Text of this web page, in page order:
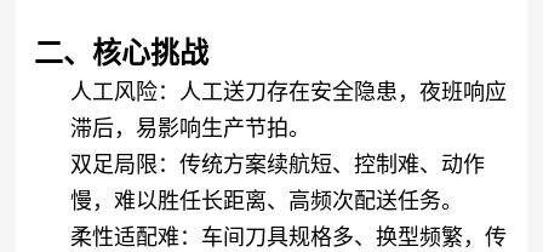
二、核心挑战
人工风险：人工送刀存在安全隐患，夜班响应
滞后，易影响生产节拍。
双足局限：传统方案续航短、控制难、动作
慢，难以胜任长距离、高频次配送任务。
柔性适配难：车间刀具规格多、换型频繁，传